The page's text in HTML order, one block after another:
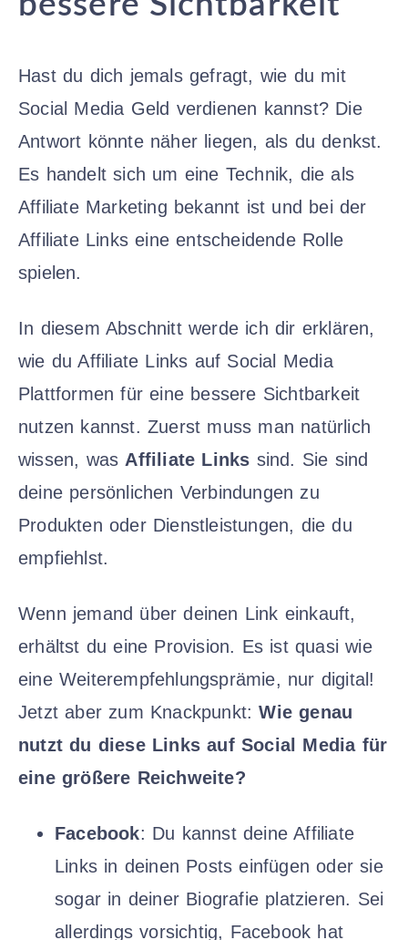
Hast du dich jemals gefragt, wie du mit
Social Media Geld verdienen kannst? Die
Antwort könnte näher liegen, als du denkst.
Es handelt sich um eine Technik, die als
Affiliate Marketing bekannt ist und bei der
Affiliate Links eine entscheidende Rolle
spielen.
In diesem Abschnitt werde ich dir erklären,
wie du Affiliate Links auf Social Media
Plattformen für eine bessere Sichtbarkeit
nutzen kannst. Zuerst muss man natürlich
wissen, was Affiliate Links sind. Sie sind
deine persönlichen Verbindungen zu
Produkten oder Dienstleistungen, die du
empfiehlst.
Wenn jemand über deinen Link einkauft,
erhältst du eine Provision. Es ist quasi wie
eine Weiterempfehlungsprämie, nur digital!
Jetzt aber zum Knackpunkt:Wie genau
nutzt du diese Links auf Social Media für
eine größere Reichweite?
Facebook: Du kannst deine Affiliate
Links in deinen Posts einfügen oder sie
sogar in deiner Biografie platzieren. Sei
allerdings vorsichtig, Facebook hat